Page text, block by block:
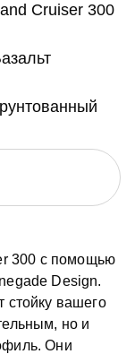
Cruiser 300
300 с помощью
Design.
стойку вашего
но и
Они